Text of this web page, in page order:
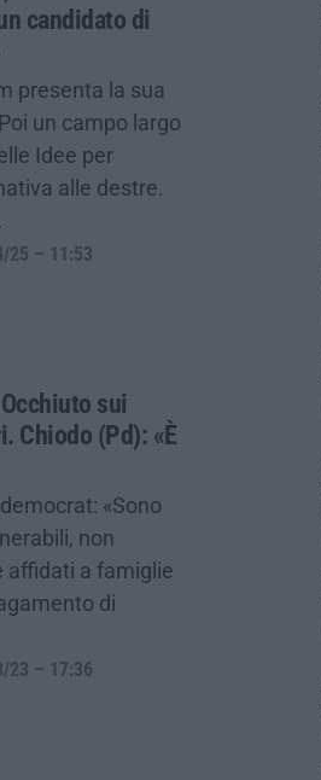
candidato di
presenta la sua
un campo largo
Idee per
alle destre.
25 – 11:53
sui
Chiodo (Pd): «È
«Sono
non
affidati a famiglie
di
23 – 17:36